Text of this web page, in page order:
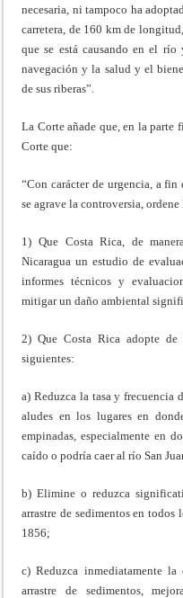
necesaria, ni tampoco ha
carretera, de 160 km de
que se está causando en el
navegación y la salud y el
de sus riberas”.
La Corte añade que, en la
Corte que:
“Con carácter de urgencia, a
se agrave la controversia,
1) Que Costa Rica, de
Nicaragua un estudio de
informes técnicos y
mitigar un daño ambiental
2) Que Costa Rica adopte de
siguientes:
a) Reduzca la tasa y frecuencia
aludes en los lugares en
empinadas, especialmente en
caído o podría caer al río San
b) Elimine o reduzca
arrastre de sedimentos en
1856;
c) Reduzca inmediatamente
arrastre de sedimentos,